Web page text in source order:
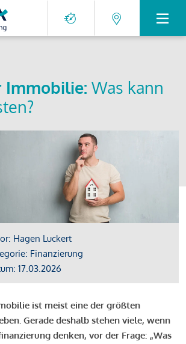
Immobilie: Was kann
Hagen Luckert
Finanzierung
17.03.2026
ist meist eine der größten
Gerade deshalb stehen viele, wenn
denken, vor der Frage: „Was